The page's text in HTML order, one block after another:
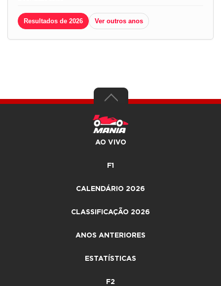
Resultados de 2026 Ver outros anos
AO VIVO
F1
CALENDÁRIO 2026
CLASSIFICAÇÃO 2026
ANOS ANTERIORES
ESTATÍSTICAS
F2